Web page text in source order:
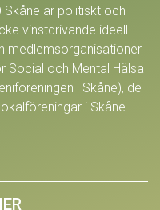
Skåne är politiskt och
vinstdrivande ideell
medlemsorganisationer
Social och Mental Hälsa
i Skåne), de
i Skåne.